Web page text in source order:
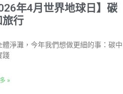
年4月世界地球日】碳
旅行
體淨灘，今年我們想做更細的事：碳中
踐
»